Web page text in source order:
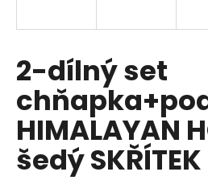
2-dílný set
HIMALAYAN
šedý SKŘÍTEK
í
t
?